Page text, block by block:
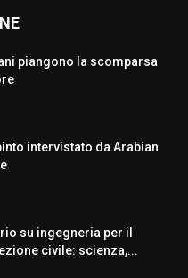
piangono la scomparsa
intervistato da Arabian
su ingegneria per il
civile: scienza,...